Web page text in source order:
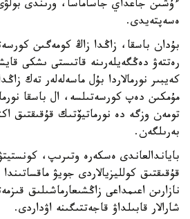
ءۇشىن جاعداي جاساماسا، ورىندى
ەسەپتەيدى.
بۇدان باسقا، زاڭدا زاڭ كومەگىن
رەتتەۋ دەڭگەيلەرىنە قاتىستى ىشكى
كەيبىر نورمالاردا بۇل ماسەلەلەر تەك
مۇمكىن دەپ كورسەتىلسە، ال باسقا
تومەن وزگە دە نورماتيۆتىك قۇقىقتىق
بەرىلگەن.
باياندالعاندى ەسكەرە وتىرىپ،
قۇقىقتىق كولليزيالاردى جويۋ
نازارىن اعىمداعى زاڭشىعارماشىلىق
شارالار قابىلداۋ قاجەتتىگىنە اۋداردى.